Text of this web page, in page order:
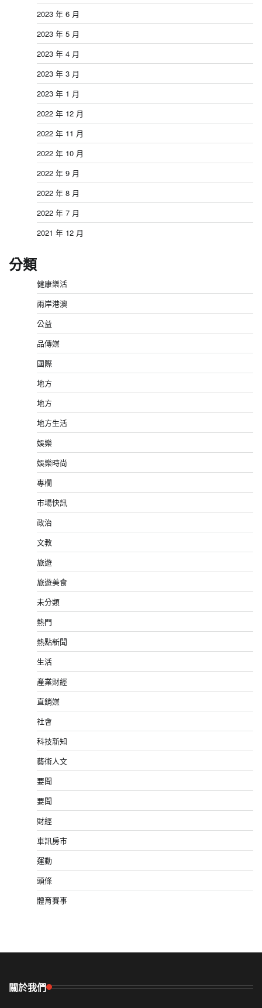
2023 年 6 月
2023 年 5 月
2023 年 4 月
2023 年 3 月
2023 年 1 月
2022 年 12 月
2022 年 11 月
2022 年 10 月
2022 年 9 月
2022 年 8 月
2022 年 7 月
2021 年 12 月
分類
健康樂活
兩岸港澳
公益
品傳媒
國際
地方
地方
地方生活
娛樂
娛樂時尚
專欄
市場快訊
政治
文教
旅遊
旅遊美食
未分類
熱門
熱點新聞
生活
產業財經
直銷媒
社會
科技新知
藝術人文
要聞
要聞
財經
車訊房市
運動
頭條
體育賽事
關於我們